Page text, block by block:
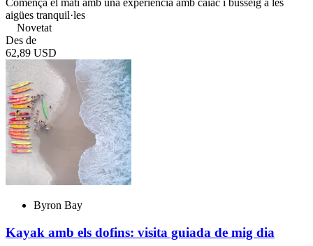
Comença el matí amb una experiència amb caiac i busseig a les
aigües tranquil·les
Novetat
Des de
62,89 USD
Byron Bay
Kayak amb els dofins: visita guiada de mig dia